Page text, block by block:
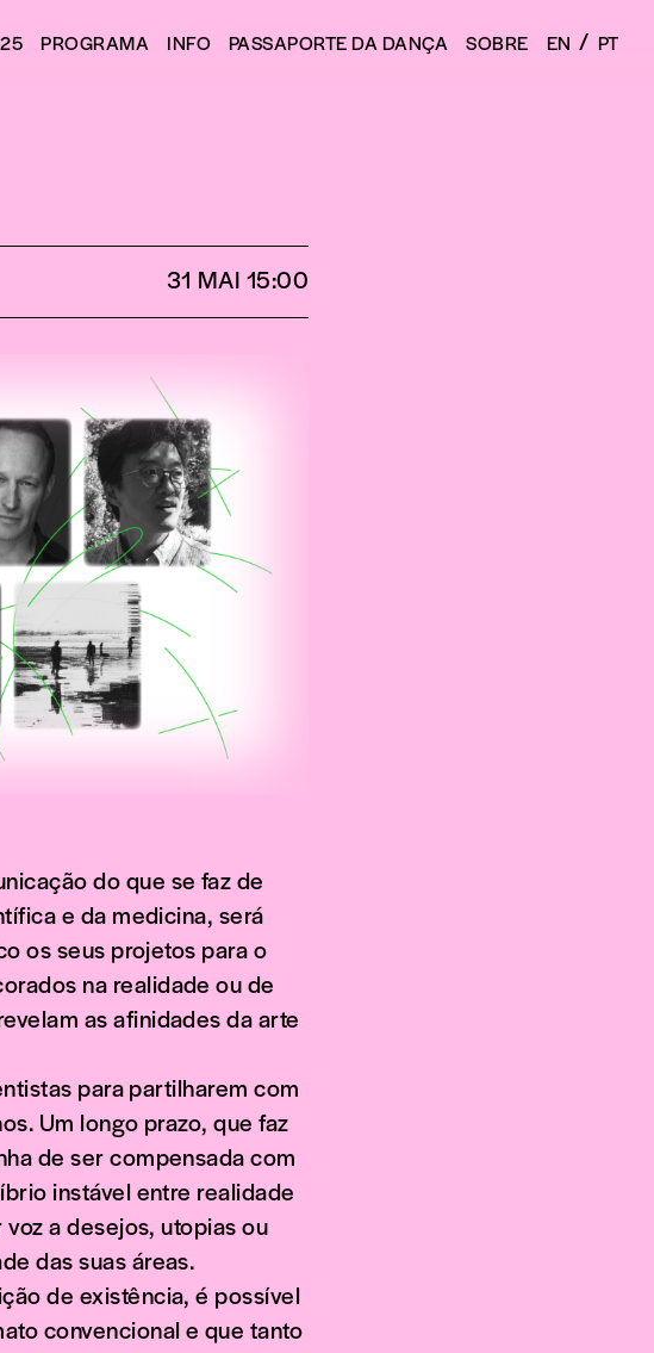
PROGRAMA INFO PASSAPORTE DA DANÇA SOBRE EN / PT
31 MAI 15:00
do que se faz de
e da medicina, será
os seus projetos para o
na realidade ou de
as afinidades da arte
para partilharem com
Um longo prazo, que faz
de ser compensada com
instável entre realidade
a desejos, utopias ou
das suas áreas.
de existência, é possível
convencional e que tanto